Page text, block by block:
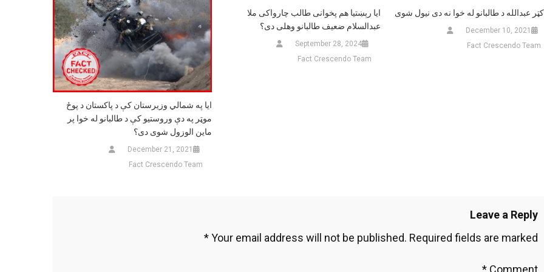
ایا په شمالي وزیرستان کې د پاکستان د پوځ
موټر په دې وروستیو کې د طالبانو له خوا پر
ماین الوزول شوی دی؟
December 21, 2021
Fact Crescendo Team
ایا رېښتیا هم پخوانی طالب چارواکی ملا
عبدالسلام ضعیف طالبانو وهلی دی؟
September 28, 2024
Fact Crescendo Team
عبدالله د طالبانو له خوا نه دی نیول شوی
December 10, 2021
Fact Crescendo Team
Leave a Reply
Your email address will not be published. Required fields are marked
*